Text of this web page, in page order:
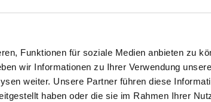
Funktionen für soziale Medien anbieten zu
wir Informationen zu Ihrer Verwendung
weiter. Unsere Partner führen diese
haben oder die sie im Rahmen Ihrer
Schmutz aus der Oberfläche holen, so dass Möbel
und häufigem Wechsel in der Belegschaft
der Werterhalt ist sichergestellt und die
akkubetriebene Sprühextraktionsgerät „Puzzi 9/1